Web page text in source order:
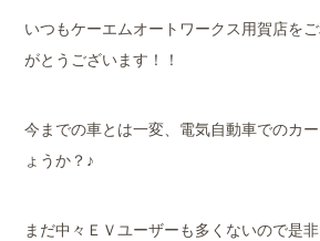
いつもケーエムオートワークス用賀店を
がとうございます！！
今までの車とは一変、電気自動車でのカ
ょうか？♪
まだ中々ＥＶユーザーも多くないので是